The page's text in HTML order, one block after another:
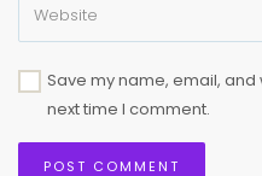
Save my name, email,
next time I comment.